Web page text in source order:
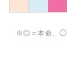
※◎＝本命、◯